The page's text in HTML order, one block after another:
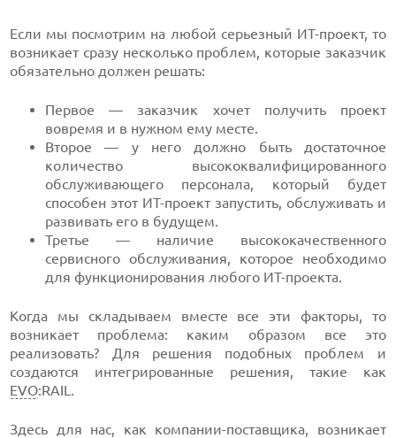
Если мы посмотрим на любой серьезный ИТ-проект, то
возникает сразу несколько проблем, которые заказчик
обязательно должен решать:
Первое — заказчик хочет получить проект
вовремя и в нужном ему месте.
Второе — у него должно быть достаточное
количество высококвалифицированного
обслуживающего персонала, который будет
способен этот ИТ-проект запустить, обслуживать и
развивать его в будущем.
Третье — наличие высококачественного
сервисного обслуживания, которое необходимо
для функционирования любого ИТ-проекта.
Когда мы складываем вместе все эти факторы, то
возникает проблема: каким образом все это
реализовать? Для решения подобных проблем и
создаются интегрированные решения, такие как
EVO:RAIL.
Здесь для нас, как компании-поставщика, возникает